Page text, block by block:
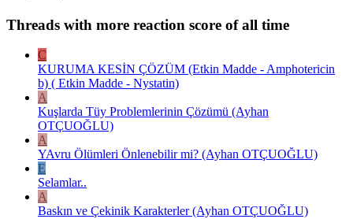
Threads with more reaction score of all time
C
KURUMA KESİN ÇÖZÜM (Etkin Madde - Amphotericin
b) ( Etkin Madde - Nystatin)
A
Kuşlarda Tüy Problemlerinin Çözümü (Ayhan
OTÇUOĞLU)
A
YAvru Ölümleri Önlenebilir mi? (Ayhan OTÇUOĞLU)
E
Selamlar..
A
Baskın ve Çekinik Karakterler (Ayhan OTÇUOĞLU)